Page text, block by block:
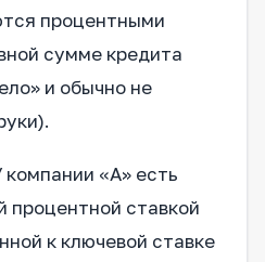
процентными
сумме кредита
и обычно не
компании «А» есть
процентной ставкой
к ключевой ставке